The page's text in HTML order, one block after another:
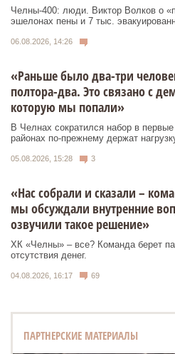
Челны-400: люди. Виктор Волков о
эшелонах пены и 7 тыс.
06.08.2026, 14:26
«Раньше было два-три
полтора-два. Это связано с
которую мы попали»
В Челнах сократился набор в
районах по-прежнему держат
05.08.2026, 15:28 3
«Нас собрали и сказали –
мы обсуждали внутренние
озвучили такое решение»
ХК «Челны» – все? Команда берет
отсутствия денег.
04.08.2026, 16:17 69
ПАРТНЕРСКИЕ МАТЕРИАЛЫ